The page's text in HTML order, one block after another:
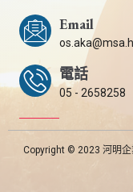
Email
電話
05 - 2658258
Copyright © 2023 河明